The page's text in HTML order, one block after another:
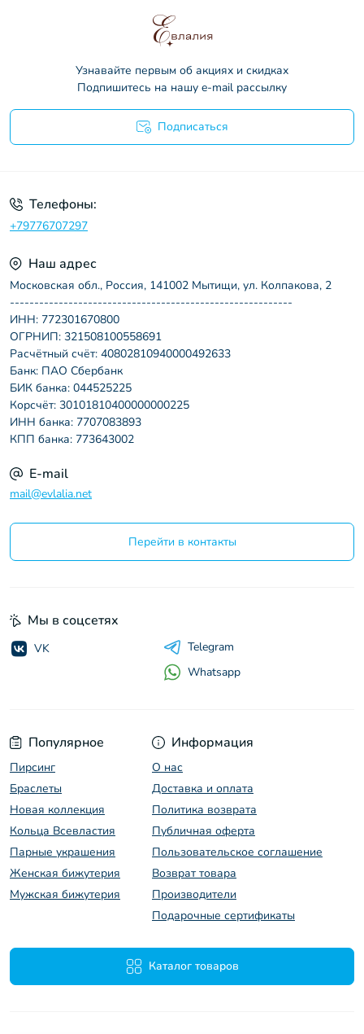
Узнавайте первым об акциях и скидках
Подпишитесь на нашу e-mail рассылку
Подписаться
Телефоны:
+79776707297
Наш адрес
Московская обл., Россия, 141002 Мытищи, ул. Колпакова, 2
----------------------------------------------------------
ИНН: 772301670800
ОГРНИП: 321508100558691
Расчётный счёт: 40802810940000492633
Банк: ПАО Сбербанк
БИК банка: 044525225
Корсчёт: 30101810400000000225
ИНН банка: 7707083893
КПП банка: 773643002
E-mail
mail@evlalia.net
Перейти в контакты
Популярное
Пирсинг
Браслеты
Новая коллекция
Кольца Всевластия
Парные украшения
Женская бижутерия
Мужская бижутерия
Информация
O нас
Доставка и оплата
Политика возврата
Публичная оферта
Пользовательское соглашение
Возврат товара
Производители
Подарочные сертификаты
Каталог товаров
Мы в соцсетях
VK
Telegram
Whatsapp